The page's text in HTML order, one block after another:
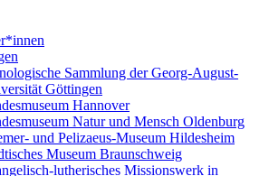
Sammlung der Georg-August-
Göttingen
Hannover
Natur und Mensch Oldenburg
und Pelizaeus-Museum Hildesheim
Museum Braunschweig
lutherisches Missionswerk in